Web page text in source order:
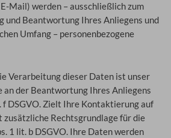
Mail) werden – ausschließlich zum
und Beantwortung Ihres Anliegens und
Umfang – personenbezogene
Verarbeitung dieser Daten ist unser
der Beantwortung Ihres Anliegens
f DSGVO. Zielt Ihre Kontaktierung auf
zusätzliche Rechtsgrundlage für die
1 lit. b DSGVO. Ihre Daten werden